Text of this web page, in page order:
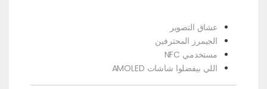
عشاق التصوير
الجيمرز المحترفين
مستخدمي NFC
اللي بيفضلوا شاشات AMOLED